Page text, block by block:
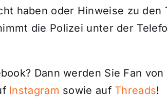
haben oder Hinweise zu
die Polizei unter der
Dann werden Sie Fan von
Instagram sowie auf Threads!